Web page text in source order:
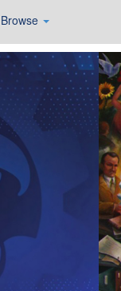
Browse